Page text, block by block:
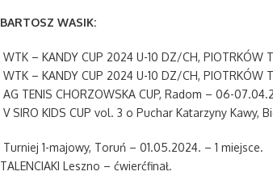
BARTOSZ WASIK:
WTK – KANDY CUP 2024 U-10 DZ/CH, PIOTRKÓW
WTK – KANDY CUP 2024 U-10 DZ/CH, PIOTRKÓW
AG TENIS CHORZOWSKA CUP, Radom – 06-
V SIRO KIDS CUP vol. 3 o Puchar Katarzyny Kawy,
Turniej 1-majowy, Toruń – 01.05.2024. – 1 miejsce.
TALENCIAKI Leszno – ćwierćfinał.